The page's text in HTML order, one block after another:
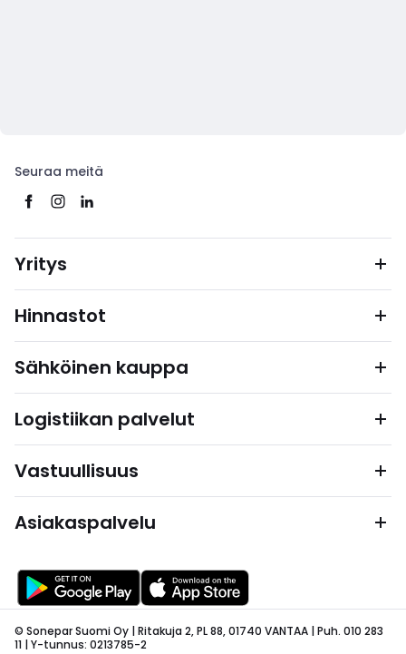
Seuraa meitä
Yritys
Hinnastot
Sähköinen kauppa
Logistiikan palvelut
Vastuullisuus
Asiakaspalvelu
© Sonepar Suomi Oy | Ritakuja 2, PL 88, 01740 VANTAA | Puh. 010 283
11 | Y-tunnus: 0213785-2